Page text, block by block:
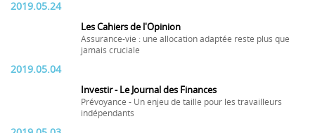
2019.05.24
Les Cahiers de l'Opinion
Assurance-vie : une allocation adaptée reste plus que
jamais cruciale
2019.05.04
Investir - Le Journal des Finances
Prévoyance - Un enjeu de taille pour les travailleurs
indépendants